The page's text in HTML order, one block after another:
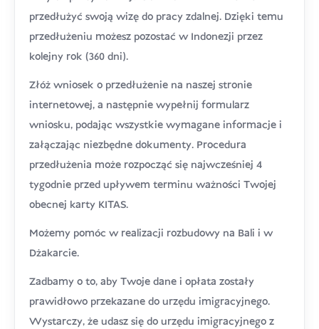
przedłużyć swoją wizę do pracy zdalnej. Dzięki temu
przedłużeniu możesz pozostać w Indonezji przez
kolejny rok (360 dni).
Złóż wniosek o przedłużenie na naszej stronie
internetowej, a następnie wypełnij formularz
wniosku, podając wszystkie wymagane informacje i
załączając niezbędne dokumenty. Procedura
przedłużenia może rozpocząć się najwcześniej 4
tygodnie przed upływem terminu ważności Twojej
obecnej karty KITAS.
Możemy pomóc w realizacji rozbudowy na Bali i w
Dżakarcie.
Zadbamy o to, aby Twoje dane i opłata zostały
prawidłowo przekazane do urzędu imigracyjnego.
Wystarczy, że udasz się do urzędu imigracyjnego z